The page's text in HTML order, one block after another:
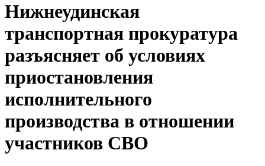
Нижнеудинская
транспортная прокуратура
разъясняет об условиях
приостановления
исполнительного
производства в отношении
участников СВО